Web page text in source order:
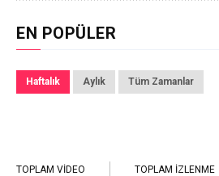
EN POPÜLER
Haftalık Aylık Tüm Zamanlar
TOPLAM VIDEO TOPLAM İZLENME